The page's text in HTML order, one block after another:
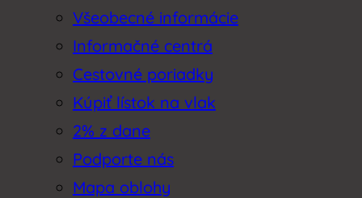
Všeobecné informácie
Informačné centrá
Cestovné poriadky
Kúpiť lístok na vlak
2% z dane
Podporte nás
Mapa oblohy